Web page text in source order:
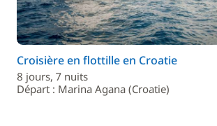
Croisière en flottille en Croatie
8 jours, 7 nuits
Départ : Marina Agana (Croatie)